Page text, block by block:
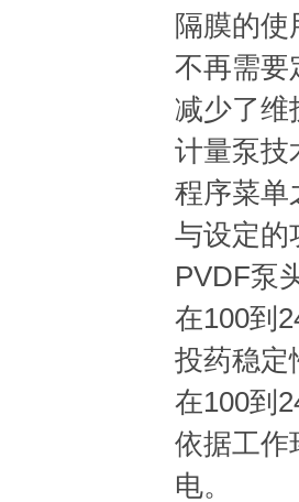
隔膜的使
不再需要
减少了维
计量泵技
程序菜单
与设定的
PVDF泵
在100到
投药稳定
在100到
依据工作
电。